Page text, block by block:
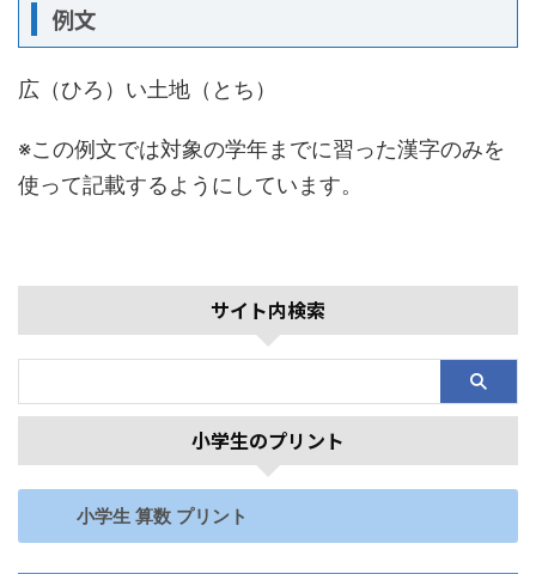
例文
広（ひろ）い土地（とち）
※この例文では対象の学年までに習った漢字のみを
使って記載するようにしています。
サイト内検索
小学生のプリント
小学生 算数 プリント